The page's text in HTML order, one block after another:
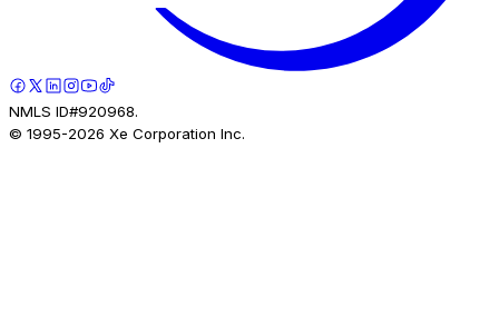
NMLS ID#920968.
© 1995-2026 Xe Corporation Inc.